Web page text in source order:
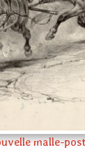
malle-